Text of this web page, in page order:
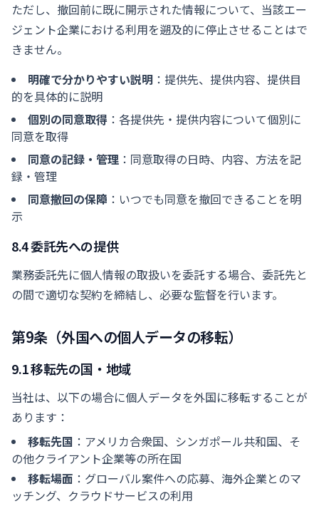
ただし、撤回前に既に開示された情報について、当該エー
ジェント企業における利用を遡及的に停止させることはで
きません。
明確で分かりやすい説明 ：提供先、提供内容、提供目
的を具体的に説明
個別の同意取得 ：各提供先・提供内容について個別に
同意を取得
同意の記録・管理 ：同意取得の日時、内容、方法を記
録・管理
同意撤回の保障 ：いつでも同意を撤回できることを明
示
8.4 委託先への提供
業務委託先に個人情報の取扱いを委託する場合、委託先と
の間で適切な契約を締結し、必要な監督を行います。
第9条（外国への個人データの移転）
9.1 移転先の国・地域
当社は、以下の場合に個人データを外国に移転することが
あります：
移転先国 ：アメリカ合衆国、シンガポール共和国、そ
の他クライアント企業等の所在国
移転場面 ：グローバル案件への応募、海外企業とのマ
ッチング、クラウドサービスの利用